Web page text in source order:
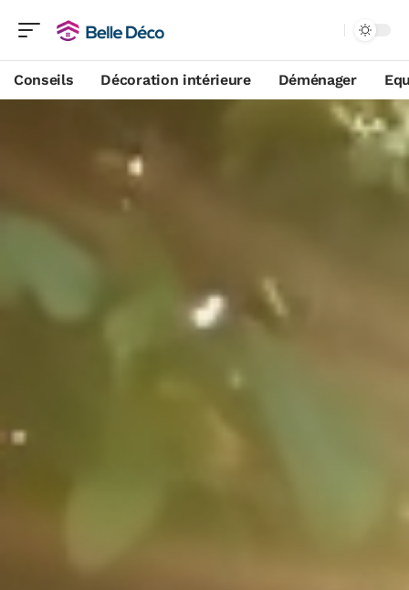
Conseils Décoration intérieure Déménager